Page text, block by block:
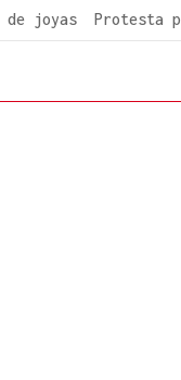
de joyas Protesta